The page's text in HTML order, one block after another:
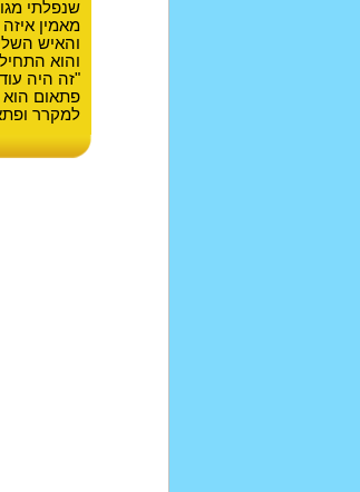
מאמין
והאיש
והוא
"זה היה
פתאום הוא
למקרר